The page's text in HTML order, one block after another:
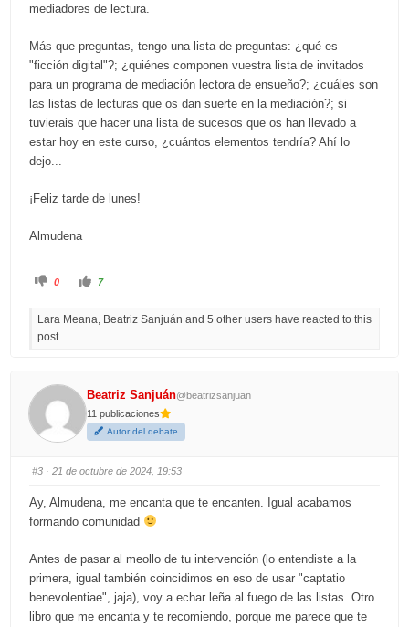
mediadores de lectura.
Más que preguntas, tengo una lista de preguntas: ¿qué es
"ficción digital"?; ¿quiénes componen vuestra lista de invitados
para un programa de mediación lectora de ensueño?; ¿cuáles son
las listas de lecturas que os dan suerte en la mediación?; si
tuvierais que hacer una lista de sucesos que os han llevado a
estar hoy en este curso, ¿cuántos elementos tendría? Ahí lo
dejo...
¡Feliz tarde de lunes!
Almudena
C
k
o
m
s
d
o
w
0
C
k
m
b
s
u
p
.
7
Lara Meana, Beatriz Sanjuán and 5 other users have reacted to this
post.
Beatriz Sanjuán@beatrizsanjuan
11 publicaciones
Autor del debate
#3 · 21 de octubre de 2024, 19:53
Ay, Almudena, me encanta que te encanten. Igual acabamos
formando comunidad
Antes de pasar al meollo de tu intervención (lo entendiste a la
primera, igual también coincidimos en eso de usar "captatio
benevolentiae", jaja), voy a echar leña al fuego de las listas. Otro
libro que me encanta y te recomiendo, porque me parece que te